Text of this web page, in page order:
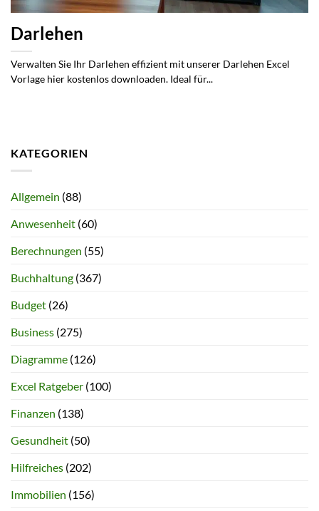
Darlehen
Verwalten Sie Ihr Darlehen effizient mit unserer Darlehen Excel
Vorlage hier kostenlos downloaden. Ideal für...
KATEGORIEN
Allgemein (88)
Anwesenheit (60)
Berechnungen (55)
Buchhaltung (367)
Budget (26)
Business (275)
Diagramme (126)
Excel Ratgeber (100)
Finanzen (138)
Gesundheit (50)
Hilfreiches (202)
Immobilien (156)